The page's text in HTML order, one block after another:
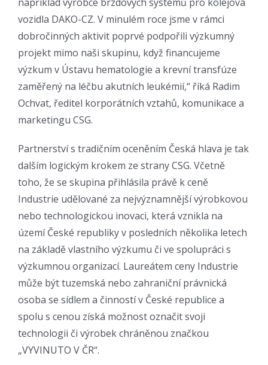
vozidla DAKO-CZ. V minulém roce jsme v rámci
dobročinných aktivit poprvé podpořili výzkumný
projekt mimo naši skupinu, když financujeme
výzkum v Ústavu hematologie a krevní transfúze
zaměřený na léčbu akutních leukémií,“ říká Radim
Ochvat, ředitel korporátních vztahů, komunikace a
marketingu CSG.
Partnerství s tradičním oceněním Česká hlava je tak
dalším logickým krokem ze strany CSG. Včetně
toho, že se skupina přihlásila právě k ceně
Industrie udělované za nejvýznamnější výrobkovou
nebo technologickou inovaci, která vznikla na
území České republiky v posledních několika letech
na základě vlastního výzkumu či ve spolupráci s
výzkumnou organizací. Laureátem ceny Industrie
může být tuzemská nebo zahraniční právnická
osoba se sídlem a činností v České republice a
spolu s cenou získá možnost označit svoji
technologii či výrobek chráněnou značkou
„VYVINUTO V ČR“.